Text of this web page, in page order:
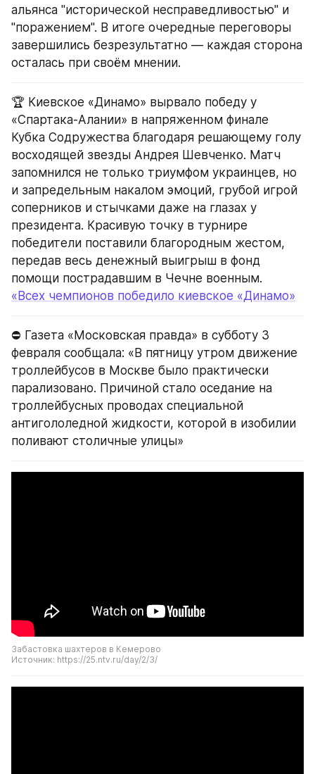
альянса "исторической несправедливостью" и
"поражением". В итоге очередные переговоры
завершились безрезультатно — каждая сторона
осталась при своём мнении.
🏆 Киевское «Динамо» вырвало победу у
«Спартака-Алании» в напряженном финале
Кубка Содружества благодаря решающему голу
восходящей звезды Андрея Шевченко. Матч
запомнился не только триумфом украинцев, но
и запредельным накалом эмоций, грубой игрой
соперников и стычками даже на глазах у
президента. Красивую точку в турнире
победители поставили благородным жестом,
передав весь денежный выигрыш в фонд
помощи пострадавшим в Чечне военным.
«Всех чемпионов победило киевское «Динамо»
⛔️ Газета «Московская правда» в субботу 3
февраля сообщала: «В пятницу утром движение
троллейбусов в Москве было практически
парализовано. Причиной стало оседание на
троллейбусных проводах специальной
антигололедной жидкости, которой в изобилии
поливают столичные улицы»
Забастовка шахтеров в Кемерово
Источник: https://25.ntv.ru/day/2/3/